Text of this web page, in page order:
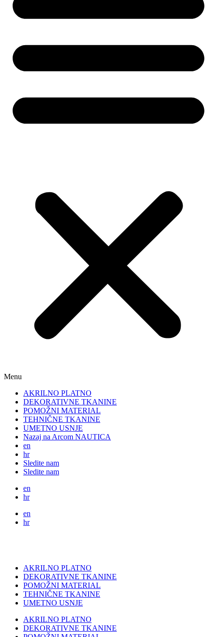
Menu
AKRILNO PLATNO
DEKORATIVNE TKANINE
POMOŽNI MATERIAL
TEHNIČNE TKANINE
UMETNO USNJE
Nazaj na Arcom NAUTICA
en
hr
Sledite nam
Sledite nam
en
hr
en
hr
AKRILNO PLATNO
DEKORATIVNE TKANINE
POMOŽNI MATERIAL
TEHNIČNE TKANINE
UMETNO USNJE
AKRILNO PLATNO
DEKORATIVNE TKANINE